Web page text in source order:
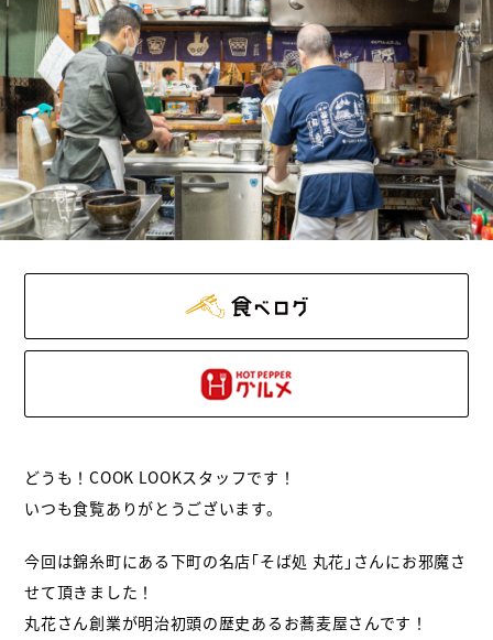
どうも！COOK LOOKスタッフです！
いつも食覧ありがとうございます。
今回は錦糸町にある下町の名店｢そば処 丸花｣さんにお邪魔さ
せて頂きました！
丸花さん創業が明治初頭の歴史あるお蕎麦屋さんです！